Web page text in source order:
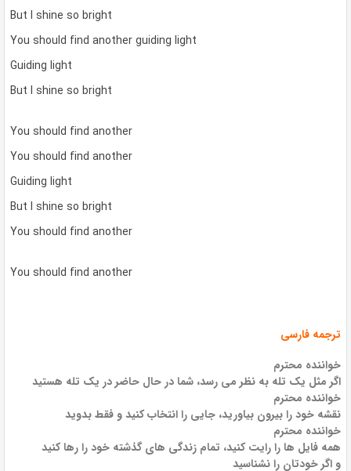
But I shine so bright
You should find another guiding light
Guiding light
But I shine so bright
You should find another
You should find another
Guiding light
But I shine so bright
You should find another
You should find another
ترجمه فارسی
خواننده محترم
اگر مثل یک تله به نظر می رسد، شما در حال حاضر در یک تله هستید
خواننده محترم
نقشه خود را بیرون بیاورید، جایی را انتخاب کنید و فقط بدوید
خواننده محترم
همه فایل ها را رایت کنید، تمام زندگی های گذشته خود را رها کنید
و اگر خودتان را نشناسید